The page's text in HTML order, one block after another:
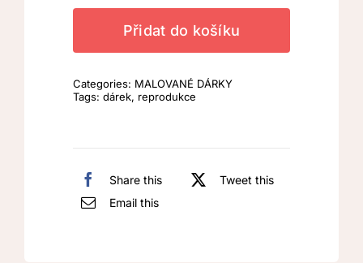
Přidat do košíku
Categories: MALOVANÉ DÁRKY
Tags: dárek, reprodukce
Share this
Tweet this
Email this